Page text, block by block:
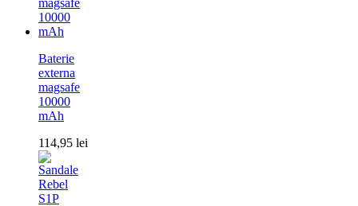
Baterie
externa
magsafe
10000
mAh
114,95 lei